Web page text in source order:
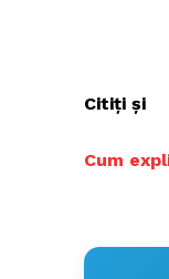
Citiți și
Cum